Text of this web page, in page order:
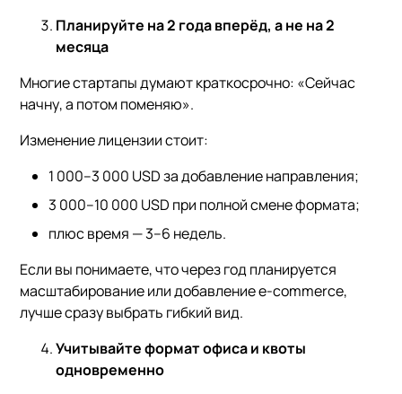
Планируйте на 2 года вперёд, а не на 2
месяца
Многие стартапы думают краткосрочно: «Сейчас
начну, а потом поменяю».
Изменение лицензии стоит:
1 000–3 000 USD за добавление направления;
3 000–10 000 USD при полной смене формата;
плюс время — 3–6 недель.
Если вы понимаете, что через год планируется
масштабирование или добавление e-commerce,
лучше сразу выбрать гибкий вид.
Учитывайте формат офиса и квоты
одновременно